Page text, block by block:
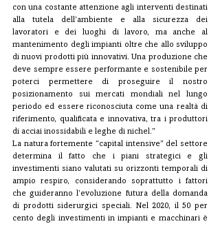
con una costante attenzione agli interventi destinati
alla tutela dell’ambiente e alla sicurezza dei
lavoratori e dei luoghi di lavoro, ma anche al
mantenimento degli impianti oltre che allo sviluppo
di nuovi prodotti più innovativi. Una produzione che
deve sempre essere performante e sostenibile per
poterci permettere di proseguire il nostro
posizionamento sui mercati mondiali nel lungo
periodo ed essere riconosciuta come una realtà di
riferimento, qualificata e innovativa, tra i produttori
di acciai inossidabili e leghe di nichel.”
La natura fortemente “capital intensive” del settore
determina il fatto che i piani strategici e gli
investimenti siano valutati su orizzonti temporali di
ampio respiro, considerando soprattutto i fattori
che guideranno l’evoluzione futura della domanda
di prodotti siderurgici speciali. Nel 2020, il 50 per
cento degli investimenti in impianti e macchinari è